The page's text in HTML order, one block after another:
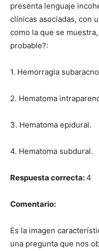
presenta lenguaje
clínicas asociadas, con
como la que se
probable?:
1. Hemorragia
2. Hematoma
3. Hematoma epidural.
4. Hematoma subdural.
Respuesta correcta:4
Comentario:
Es la imagen
una pregunta que nos